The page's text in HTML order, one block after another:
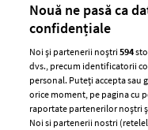
Nouă ne pasă ca
confidențiale
Noi și partenerii noștri594
dvs., precum identificatorii
personal. Puteți accepta sau
orice moment, pe pagina cu
raportate partenerilor noștri
Noi si partenerii nostri